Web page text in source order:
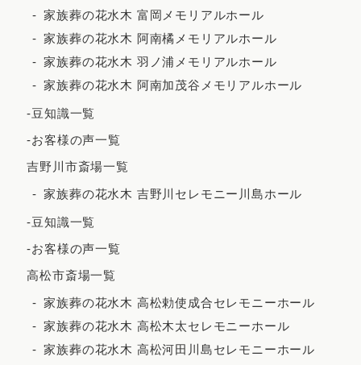
家族葬の花水木 富岡メモリアルホール
家族葬の花水木 阿南橘メモリアルホール
家族葬の花水木 羽ノ浦メモリアルホール
家族葬の花水木 阿南加茂谷メモリアルホール
-豆知識一覧
-お客様の声一覧
吉野川市斎場一覧
家族葬の花水木 吉野川セレモニー川島ホール
-豆知識一覧
-お客様の声一覧
高松市斎場一覧
家族葬の花水木 高松勅使成合セレモニーホール
家族葬の花水木 高松木太セレモニーホール
家族葬の花水木 高松河田川島セレモニーホール